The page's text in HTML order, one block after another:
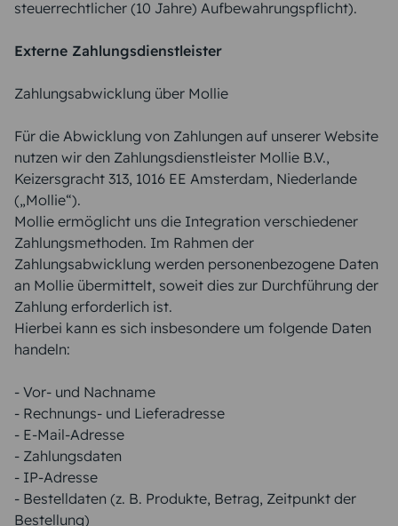
steuerrechtlicher (10 Jahre) Aufbewahrungspflicht).
Externe Zahlungsdienstleister
Zahlungsabwicklung über Mollie
Für die Abwicklung von Zahlungen auf unserer Website
nutzen wir den Zahlungsdienstleister Mollie B.V.,
Keizersgracht 313, 1016 EE Amsterdam, Niederlande
(„Mollie“).
Mollie ermöglicht uns die Integration verschiedener
Zahlungsmethoden. Im Rahmen der
Zahlungsabwicklung werden personenbezogene Daten
an Mollie übermittelt, soweit dies zur Durchführung der
Zahlung erforderlich ist.
Hierbei kann es sich insbesondere um folgende Daten
handeln:
- Vor- und Nachname
- Rechnungs- und Lieferadresse
- E-Mail-Adresse
- Zahlungsdaten
- IP-Adresse
- Bestelldaten (z. B. Produkte, Betrag, Zeitpunkt der
Bestellung)